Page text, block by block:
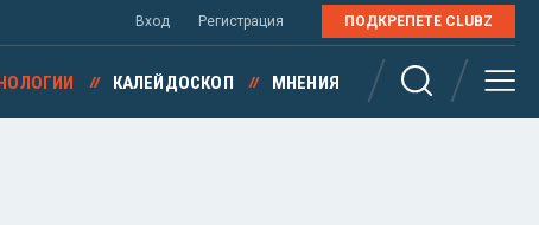
Вход Регистрация ПОДКРЕПЕТЕ CLUBZ
КАЛЕЙДОСКОП МНЕНИЯ